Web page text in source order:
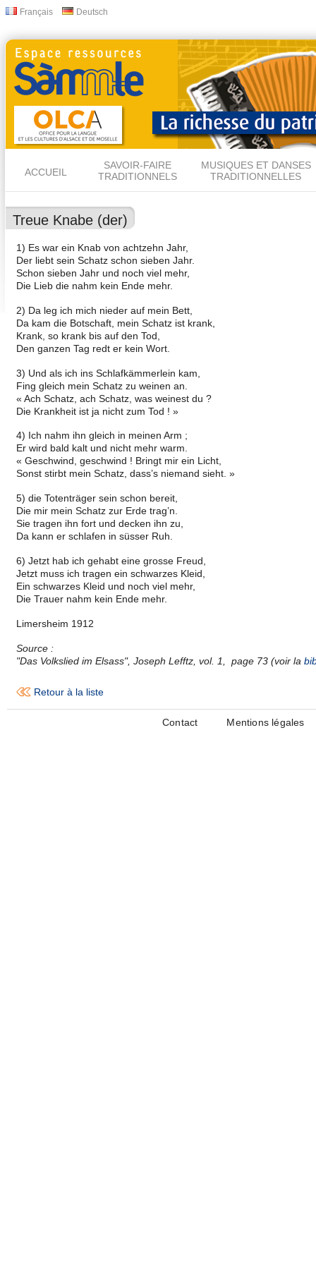
Français Deutsch
ACCUEIL
SAVOIR-FAIRE
TRADITIONNELS
MUSIQUES ET DANSES
TRADITIONNELLES
Treue Knabe (der)
1) Es war ein Knab von achtzehn Jahr,
Der liebt sein Schatz schon sieben Jahr.
Schon sieben Jahr und noch viel mehr,
Die Lieb die nahm kein Ende mehr.
2) Da leg ich mich nieder auf mein Bett,
Da kam die Botschaft, mein Schatz ist krank,
Krank, so krank bis auf den Tod,
Den ganzen Tag redt er kein Wort.
3) Und als ich ins Schlafkämmerlein kam,
Fing gleich mein Schatz zu weinen an.
« Ach Schatz, ach Schatz, was weinest du ?
Die Krankheit ist ja nicht zum Tod ! »
4) Ich nahm ihn gleich in meinen Arm ;
Er wird bald kalt und nicht mehr warm.
« Geschwind, geschwind ! Bringt mir ein Licht,
Sonst stirbt mein Schatz, dass’s niemand sieht. »
5) die Totenträger sein schon bereit,
Die mir mein Schatz zur Erde trag’n.
Sie tragen ihn fort und decken ihn zu,
Da kann er schlafen in süsser Ruh.
6) Jetzt hab ich gehabt eine grosse Freud,
Jetzt muss ich tragen ein schwarzes Kleid,
Ein schwarzes Kleid und noch viel mehr,
Die Trauer nahm kein Ende mehr.
Limersheim 1912
Source :
"Das Volkslied im Elsass", Joseph Lefftz, vol. 1, page 73 (voir la
Retour à la liste
Contact Mentions légales